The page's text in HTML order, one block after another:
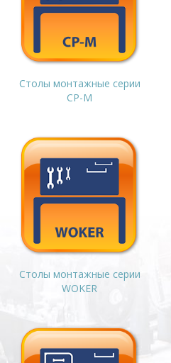
Столы монтажные серии
СР-М
Столы монтажные серии
WOKER